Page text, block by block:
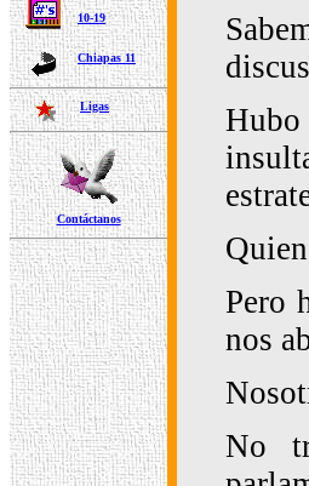
10-19
Chiapas 11
Ligas
Contáctanos
Hubo
Pero
nos
No